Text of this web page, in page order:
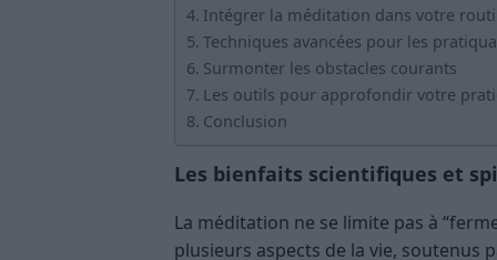
Intégrer la méditation dans votre
Techniques avancées pour les
Surmonter les obstacles courants
Les outils pour approfondir votre
Conclusion
Les bienfaits scientifiques et
La méditation ne se limite pas à
plusieurs aspects de la vie, soutenus